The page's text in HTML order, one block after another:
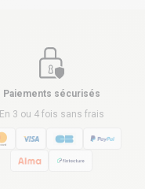
Paiements sécurisés
En 3 ou 4 fois sans frais